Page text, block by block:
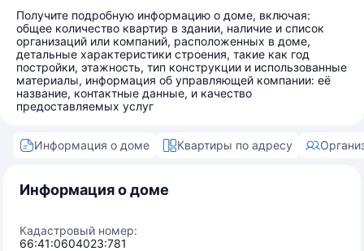
Получите подробную информацию о доме, включая:
общее количество квартир в здании, наличие и список
организаций или компаний, расположенных в доме,
детальные характеристики строения, такие как год
постройки, этажность, тип конструкции и использованные
материалы, информация об управляющей компании: её
название, контактные данные, и качество
предоставляемых услуг
Информация о доме Квартиры по адресу
Информация о доме
Кадастровый номер:
66:41:0604023:781